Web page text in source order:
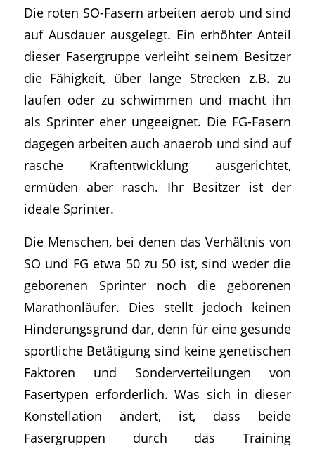
Die roten SO-Fasern arbeiten aerob und sind
auf Ausdauer ausgelegt. Ein erhöhter Anteil
dieser Fasergruppe verleiht seinem Besitzer
die Fähigkeit, über lange Strecken z.B. zu
laufen oder zu schwimmen und macht ihn
als Sprinter eher ungeeignet. Die FG-Fasern
dagegen arbeiten auch anaerob und sind auf
rasche Kraftentwicklung ausgerichtet,
ermüden aber rasch. Ihr Besitzer ist der
ideale Sprinter.
Die Menschen, bei denen das Verhältnis von
SO und FG etwa 50 zu 50 ist, sind weder die
geborenen Sprinter noch die geborenen
Marathonläufer. Dies stellt jedoch keinen
Hinderungsgrund dar, denn für eine gesunde
sportliche Betätigung sind keine genetischen
Faktoren und Sonderverteilungen von
Fasertypen erforderlich. Was sich in dieser
Konstellation ändert, ist, dass beide
Fasergruppen durch das Training